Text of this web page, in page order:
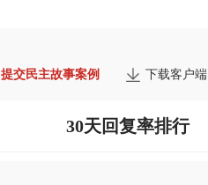
下载客户端
提交民主故事案例
30天回复率排行